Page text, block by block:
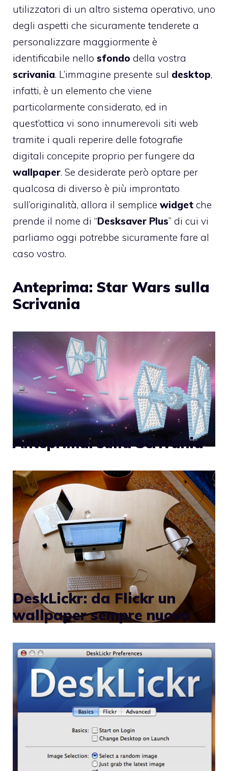
utilizzatori di un altro sistema operativo, uno
degli aspetti che sicuramente tenderete a
personalizzare maggiormente è
identificabile nello sfondo della vostra
scrivania. L’immagine presente sul desktop,
infatti, è un elemento che viene
particolarmente considerato, ed in
quest’ottica vi sono innumerevoli siti web
tramite i quali reperire delle fotografie
digitali concepite proprio per fungere da
wallpaper. Se desiderate però optare per
qualcosa di diverso è più improntato
sull’originalità, allora il semplice widget che
prende il nome di “Desksaver Plus” di cui vi
parliamo oggi potrebbe sicuramente fare al
caso vostro.
Anteprima: Star Wars sulla
Scrivania
Un’altra delle pubblicità di Teknograd. [via]
Anteprima: sulla Scrivania
Per chi non può permettersi il Milk. MacBenz
on Flickr.
DeskLickr: da Flickr un
wallpaper sempre nuovo